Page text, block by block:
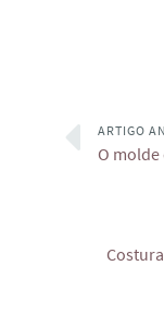
ARTIGO
O